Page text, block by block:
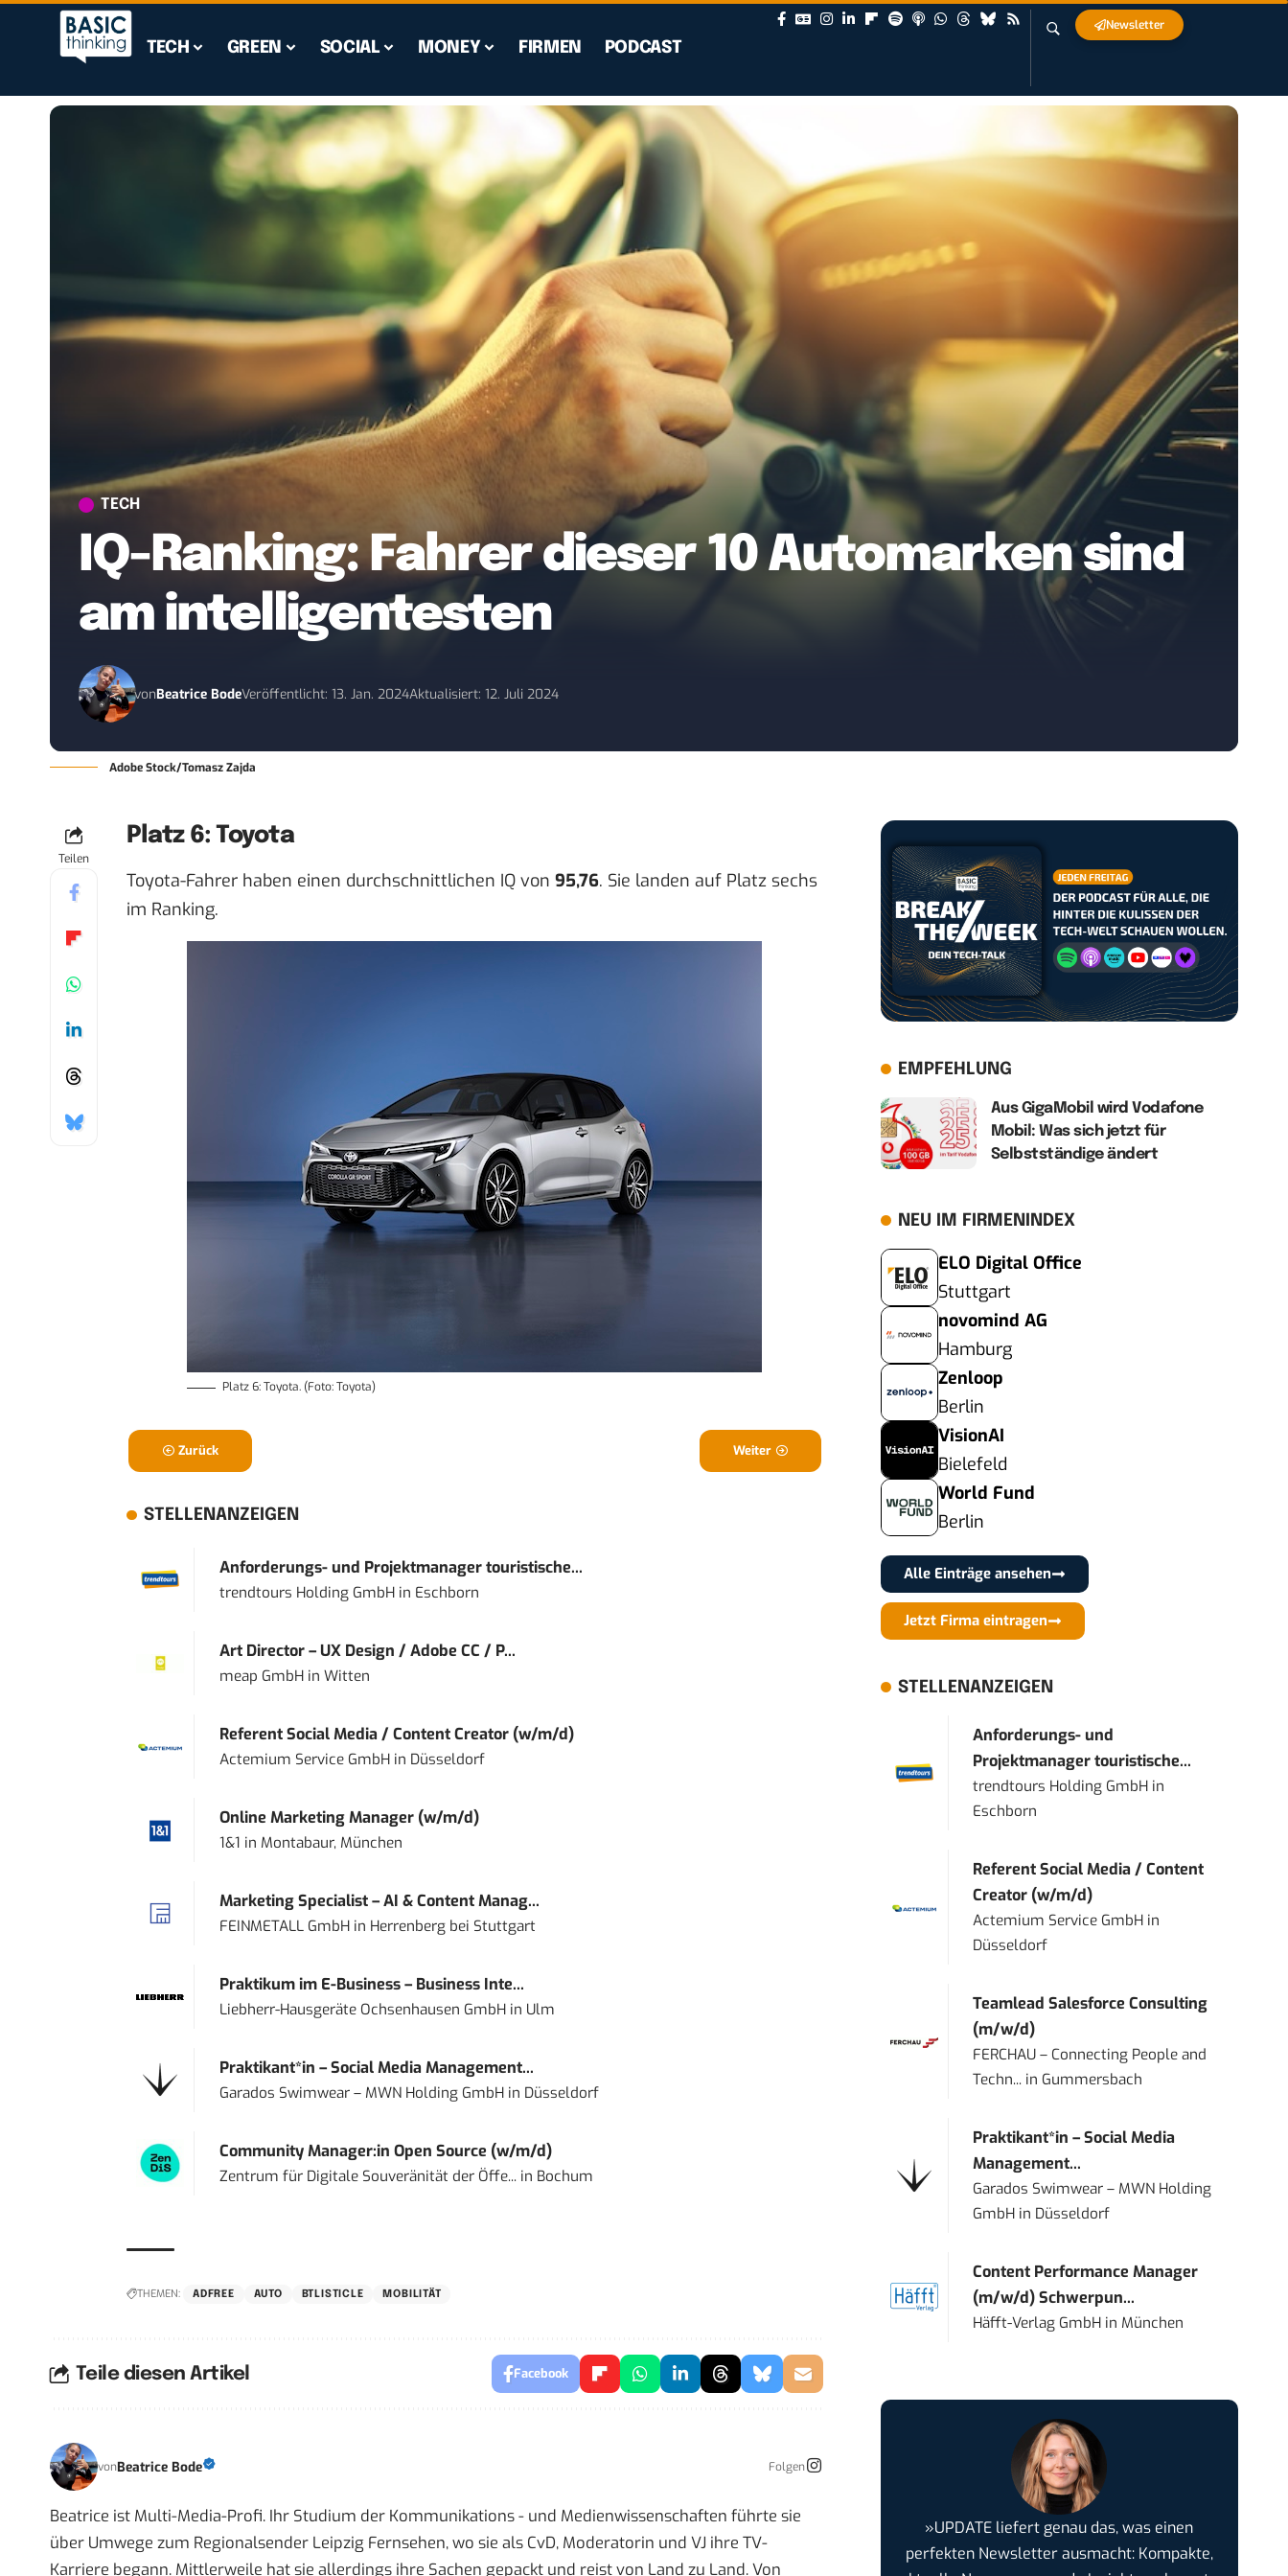
TECH GREEN SOCIAL MONEY FIRMEN PODCAST
Newsletter
TECH
IQ-Ranking: Fahrer dieser 10 Automarken sind
am intelligentesten
vonBeatrice BodeVeröffentlicht: 13. Jan. 2024Aktualisiert: 12. Juli 2024
Adobe Stock/Tomasz Zajda
Teilen
Platz 6: Toyota
Toyota-Fahrer haben einen durchschnittlichen IQ von 95,76. Sie landen auf Platz sechs
im Ranking.
Platz 6: Toyota. (Foto: Toyota)
Zurück Weiter
STELLENANZEIGEN
Anforderungs- und Projektmanager touristische...
trendtours Holding GmbHin Eschborn
Art Director – UX Design / Adobe CC / P...
meap GmbHin Witten
Referent Social Media / Content Creator (w/m/d)
Actemium Service GmbHin Düsseldorf
Online Marketing Manager (w/m/d)
1&1 in Montabaur, München
Marketing Specialist – AI & Content Manag...
FEINMETALL GmbHin Herrenberg bei Stuttgart
Praktikum im E-Business – Business Inte...
Liebherr-Hausgeräte Ochsenhausen GmbHin Ulm
Praktikant*in – Social Media Management...
Garados Swimwear – MWN Holding GmbHin Düsseldorf
Community Manager:in Open Source (w/m/d)
Zentrum für Digitale Souveränität der Öffe...in Bochum
THEMEN: ADFREE AUTO BTLISTICLE MOBILITÄT
Teile diesen Artikel Facebook
vonBeatrice Bode Folgen
Beatrice ist Multi-Media-Profi. Ihr Studium der Kommunikations - und Medienwissenschaften führte sie
über Umwege zum Regionalsender Leipzig Fernsehen, wo sie als CvD, Moderatorin und VJ ihre TV-
Karriere begann. Mittlerweile hat sie allerdings ihre Sachen gepackt und reist von Land zu Land. Von
EMPFEHLUNG
Aus GigaMobil wird Vodafone
Mobil: Was sich jetzt für
Selbstständige ändert
NEU IM FIRMENINDEX
ELO Digital Office
Stuttgart
novomind AG
Hamburg
Zenloop
Berlin
VisionAI
Bielefeld
World Fund
Berlin
Alle Einträge ansehen
Jetzt Firma eintragen
STELLENANZEIGEN
Anforderungs- und
Projektmanager touristische...
trendtours Holding GmbH in
Eschborn
Referent Social Media / Content
Creator (w/m/d)
Actemium Service GmbH in
Düsseldorf
Teamlead Salesforce Consulting
(m/w/d)
FERCHAU – Connecting People and
Techn... in Gummersbach
Praktikant*in – Social Media
Management...
Garados Swimwear – MWN Holding
GmbH in Düsseldorf
Content Performance Manager
(m/w/d) Schwerpun...
Häfft-Verlag GmbH in München
»UPDATE liefert genau das, was einen
perfekten Newsletter ausmacht: Kompakte,